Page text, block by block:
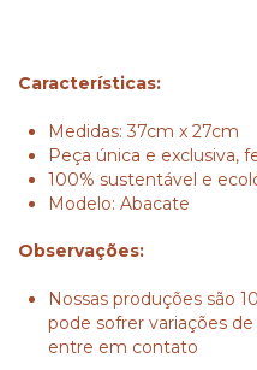
Características:
Medidas: 37cm x 27cm
Peça única e exclusiva,
100% sustentável e
Modelo: Abacate
Observações:
Nossas produções são
pode sofrer variações
entre em contato